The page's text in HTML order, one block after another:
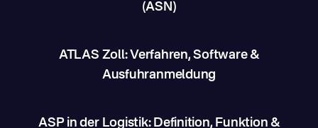
(ASN)
ATLAS Zoll: Verfahren, Software &
Ausfuhranmeldung
ASP in der Logistik: Definition, Funktion &